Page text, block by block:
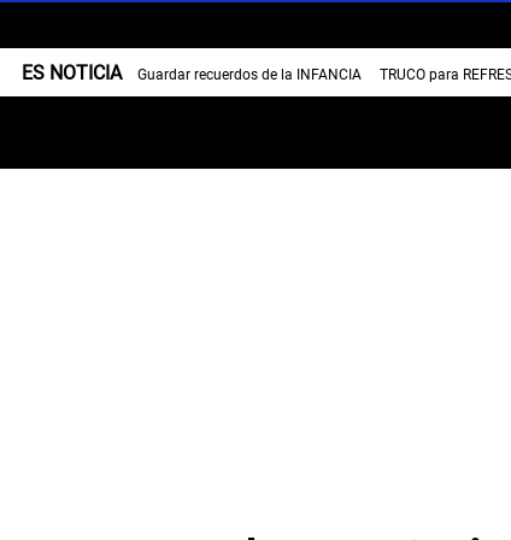
ES NOTICIA Guardar recuerdos de la INFANCIA TRUCO para